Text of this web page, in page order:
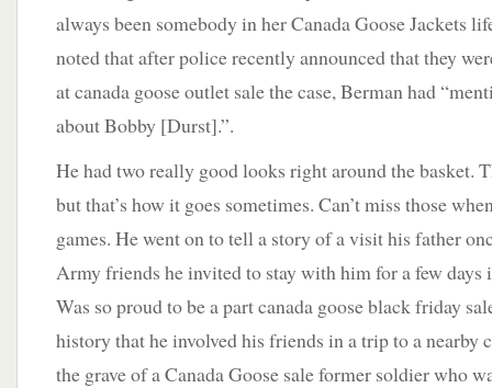
always been somebody in her Canada Goose Jackets
noted that after police recently announced that they
at canada goose outlet sale the case, Berman had
about Bobby [Durst].”.
He had two really good looks right around the basket.
but that’s how it goes sometimes. Can’t miss those
games. He went on to tell a story of a visit his father
Army friends he invited to stay with him for a few days
Was so proud to be a part canada goose black friday
history that he involved his friends in a trip to a nearby
the grave of a Canada Goose sale former soldier who